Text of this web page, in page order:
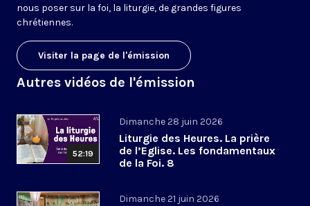
nous poser sur la foi, la liturgie, de grandes figures
chrétiennes.
Visiter la page de l'émission
Autres vidéos de l'émission
52:19
Dimanche 28 juin 2026
Liturgie des Heures. La prière
de l’Eglise. Les fondamentaux
de la Foi. 8
Dimanche 21 juin 2026